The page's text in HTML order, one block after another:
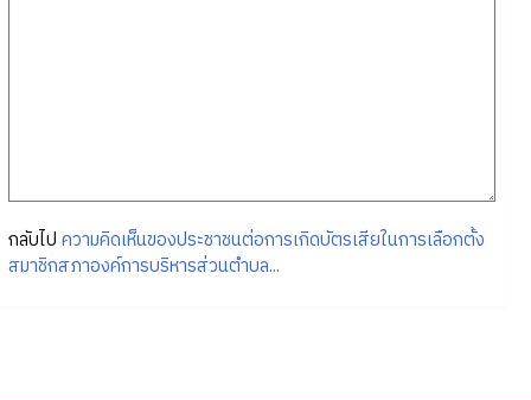
กลับไป ความคิดเห็นของประชาชนต่อการเกิดบัตรเสียในการเลือกตั้ง
สมาชิกสภาองค์การบริหารส่วนตำบล...